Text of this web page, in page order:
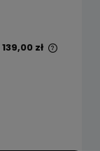
139,00 zł